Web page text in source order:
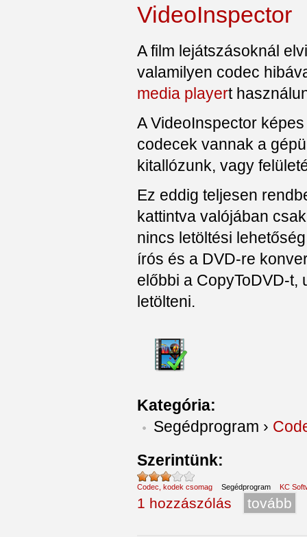
VideoInspector
A film lejátszásoknál
valamilyen codec
media playert
A VideoInspector
codecek vannak a
kitallózunk, vagy
Ez eddig teljesen
kattintva valójában
nincs letöltési
írós és a DVD-re
előbbi a CopyToDVD-t,
letölteni.
Kategória:
Segédprogram ›
Szerintünk:
Codec, kodek csomag Segédprogram KC
1 hozzászólás tovább